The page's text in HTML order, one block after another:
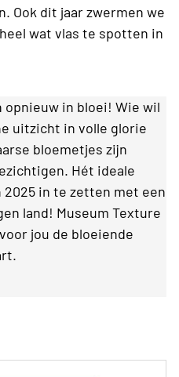
Ook dit jaar zwermen we
wat vlas te spotten in
opnieuw in bloei! Wie wil
uitzicht in volle glorie
bloemetjes zijn
Hét ideale
2025 in te zetten met een
land! Museum Texture
jou de bloeiende